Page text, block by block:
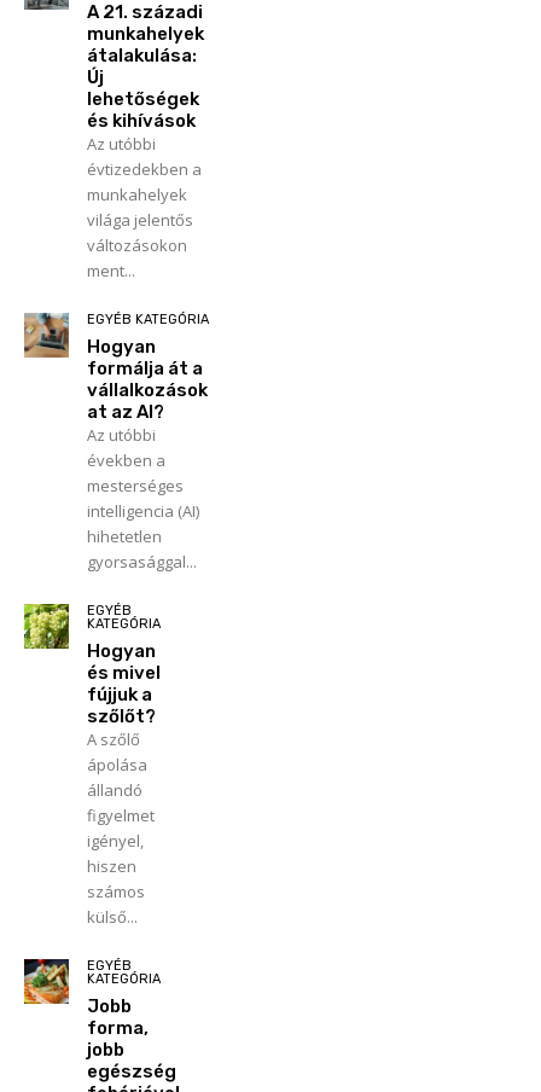
A 21. századi
munkahelyek
átalakulása:
Új
lehetőségek
és kihívások
Az utóbbi
évtizedekben a
munkahelyek
világa jelentős
változásokon
ment...
EGYÉB KATEGÓRIA
Hogyan
formálja át a
vállalkozások
at az AI?
Az utóbbi
években a
mesterséges
intelligencia (AI)
hihetetlen
gyorsasággal...
EGYÉB
KATEGÓRIA
Hogyan
és mivel
fújjuk a
szőlőt?
A szőlő
ápolása
állandó
figyelmet
igényel,
hiszen
számos
külső...
EGYÉB
KATEGÓRIA
Jobb
forma,
jobb
egészség